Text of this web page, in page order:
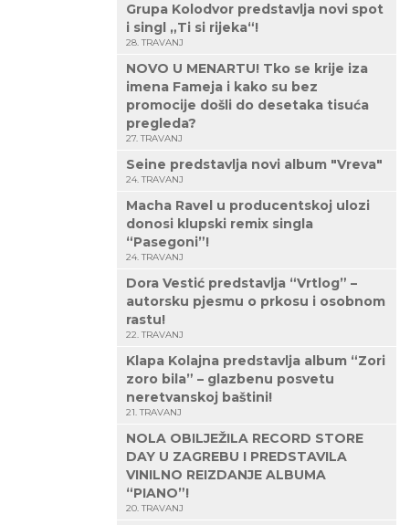
Grupa Kolodvor predstavlja novi spot
i singl „Ti si rijeka“!
28. TRAVANJ
NOVO U MENARTU! Tko se krije iza
imena Fameja i kako su bez
promocije došli do desetaka tisuća
pregleda?
27. TRAVANJ
Seine predstavlja novi album "Vreva"
24. TRAVANJ
Macha Ravel u producentskoj ulozi
donosi klupski remix singla
“Pasegoni”!
24. TRAVANJ
Dora Vestić predstavlja “Vrtlog” –
autorsku pjesmu o prkosu i osobnom
rastu!
22. TRAVANJ
Klapa Kolajna predstavlja album “Zori
zoro bila” – glazbenu posvetu
neretvanskoj baštini!
21. TRAVANJ
NOLA OBILJEŽILA RECORD STORE
DAY U ZAGREBU I PREDSTAVILA
VINILNO REIZDANJE ALBUMA
“PIANO”!
20. TRAVANJ